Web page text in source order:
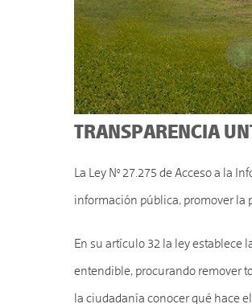
TRANSPARENCIA
La Ley N° 27.275 de Acceso a la
información pública, promover la
En su artículo 32 la ley establece
entendible, procurando remover
la ciudadanía conocer qué hace el